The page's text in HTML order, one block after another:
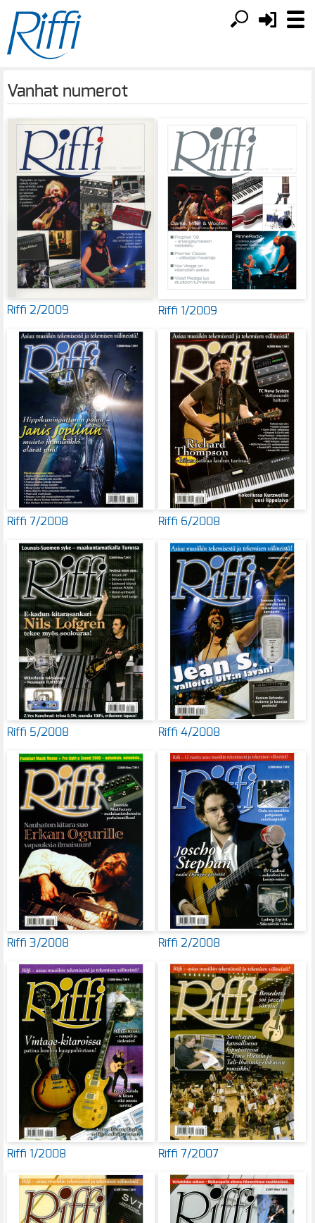
Vanhat numerot
Riffi 2/2009 Riffi 1/2009
Riffi 7/2008 Riffi 6/2008
Riffi 5/2008 Riffi 4/2008
Riffi 3/2008 Riffi 2/2008
Riffi 1/2008 Riffi 7/2007